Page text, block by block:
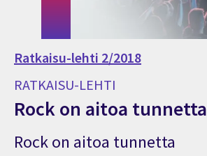
Ratkaisu-lehti 2/2018
RATKAISU-LEHTI
Rock on aitoa tunnetta
Rock on aitoa tunnetta